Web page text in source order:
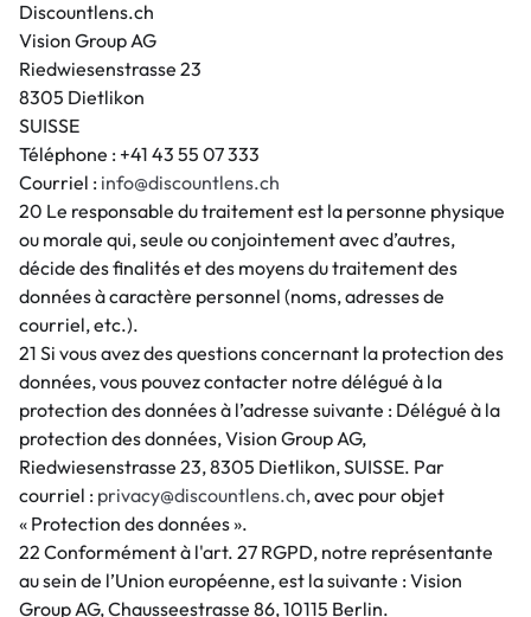
Discountlens.ch
Vision Group AG
Riedwiesenstrasse 23
8305 Dietlikon
SUISSE
Téléphone : +41 43 55 07 333
Courriel : info@discountlens.ch
20 Le responsable du traitement est la personne physique
ou morale qui, seule ou conjointement avec d’autres,
décide des finalités et des moyens du traitement des
données à caractère personnel (noms, adresses de
courriel, etc.).
21 Si vous avez des questions concernant la protection des
données, vous pouvez contacter notre délégué à la
protection des données à l’adresse suivante : Délégué à la
protection des données, Vision Group AG,
Riedwiesenstrasse 23, 8305 Dietlikon, SUISSE. Par
courriel : privacy@discountlens.ch, avec pour objet
« Protection des données ».
22 Conformément à l'art. 27 RGPD, notre représentante
au sein de l’Union européenne, est la suivante : Vision
Group AG, Chausseestrasse 86, 10115 Berlin.